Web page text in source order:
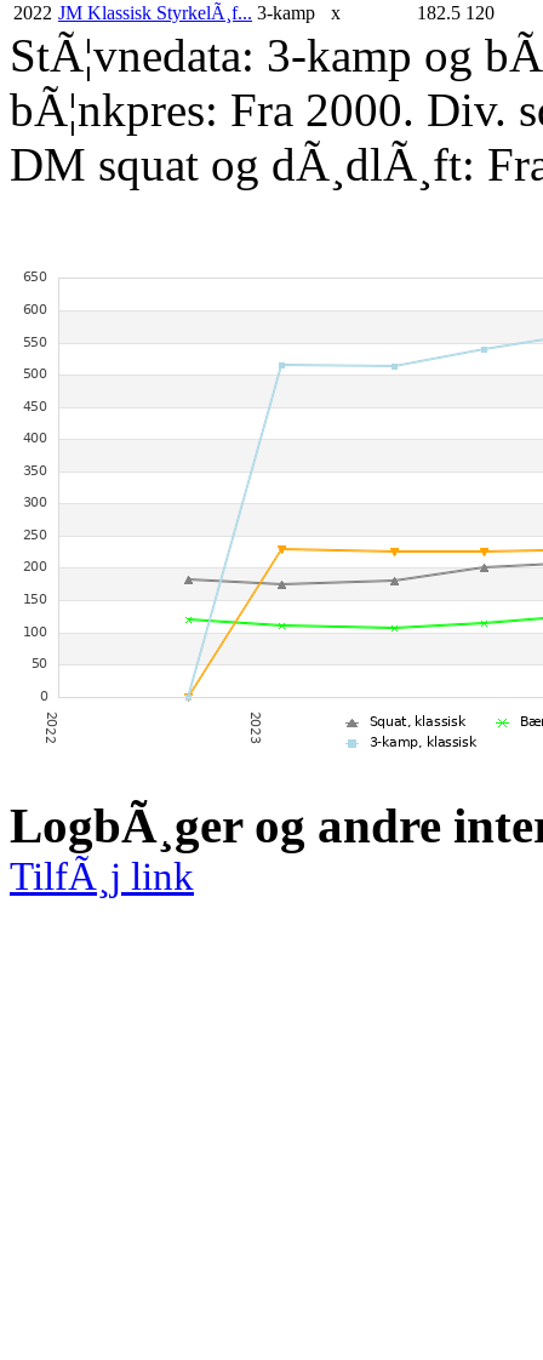
2022 JM Klassisk StyrkelÃ¸f... 3-kamp x 182.5 120
StÃ¦vnedata: 3-kamp og
bÃ¦nkpres: Fra 2000. Div.
DM squat og dÃ¸dlÃ¸ft:
LogbÃ¸ger og andre
TilfÃ¸j link